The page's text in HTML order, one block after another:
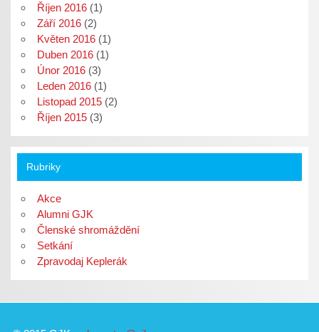
Říjen 2016(1)
Září 2016(2)
Květen 2016(1)
Duben 2016(1)
Únor 2016(3)
Leden 2016(1)
Listopad 2015(2)
Říjen 2015(3)
Rubriky
Akce
Alumni GJK
Členské shromáždění
Setkání
Zpravodaj Keplerák